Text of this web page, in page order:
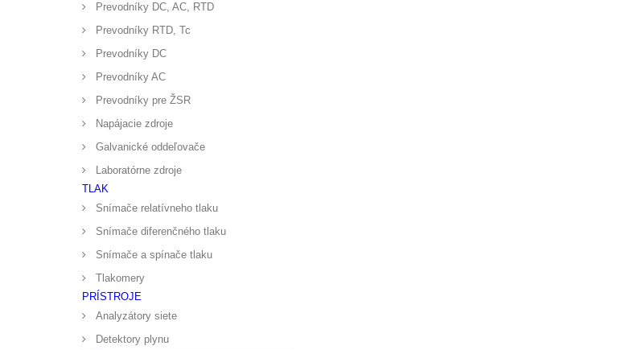
Prevodníky DC, AC, RTD
Prevodníky RTD, Tc
Prevodníky DC
Prevodníky AC
Prevodníky pre ŽSR
Napájacie zdroje
Galvanické oddeľovače
Laboratórne zdroje
TLAK
Snímače relatívneho tlaku
Snímače diferenčného tlaku
Snímače a spínače tlaku
Tlakomery
PRÍSTROJE
Analyzátory siete
Detektory plynu